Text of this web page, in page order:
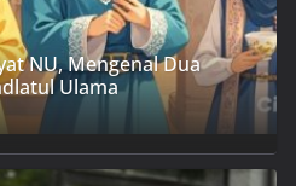
NU, Mengenal Dua
Ulama